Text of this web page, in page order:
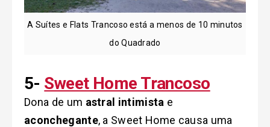
A Suítes e Flats Trancoso está a menos de 10 minutos
do Quadrado
5- Sweet Home Trancoso
Dona de um astral intimista e
aconchegante, a Sweet Home causa uma